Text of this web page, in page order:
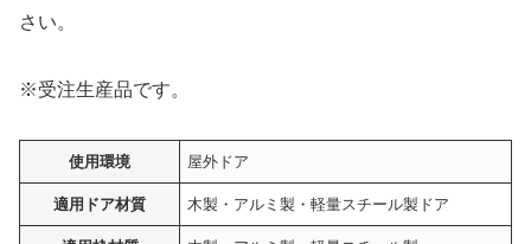
さい。
※受注生産品です。
使用環境 屋外ドア
適用ドア材質 木製・アルミ製・軽量スチール製ドア